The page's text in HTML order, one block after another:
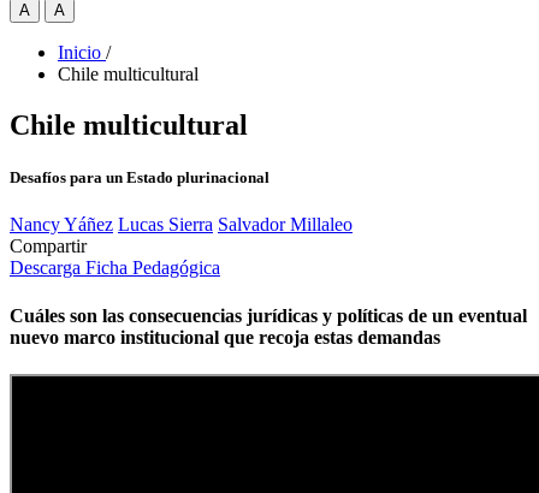
A A
Inicio /
Chile multicultural
Chile multicultural
Desafíos para un Estado plurinacional
Nancy Yáñez Lucas Sierra Salvador Millaleo
Compartir
Descarga Ficha Pedagógica
Cuáles son las consecuencias jurídicas y políticas de un eventual
nuevo marco institucional que recoja estas demandas